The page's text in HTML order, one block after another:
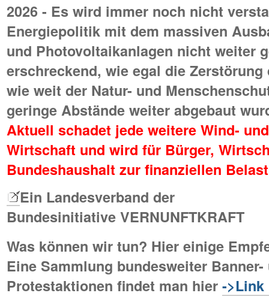
2026 - Es wird immer noch nicht
Energiepolitik mit dem massiven
und Photovoltaikanlagen nicht weiter
erschreckend, wie egal die
wie weit der Natur- und
geringe Abstände weiter abgebaut
Aktuell schadet jede weitere Wind-
Wirtschaft und wird für Bürger,
Bundeshaushalt zur finanziellen
Ein Landesverband der
Bundesinitiative VERNUNFTKRAFT
Was können wir tun? Hier einige
Eine Sammlung bundesweiter Banner-
Protestaktionen findet man hier ->Link